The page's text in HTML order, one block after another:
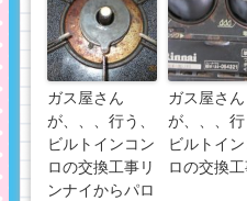
ガス屋さん
が、、、行う、
ビルトインコン
ロの交換工事リ
ンナイからパロ
ガス屋さん
が、、、行
ビルトイ
ロの交換工